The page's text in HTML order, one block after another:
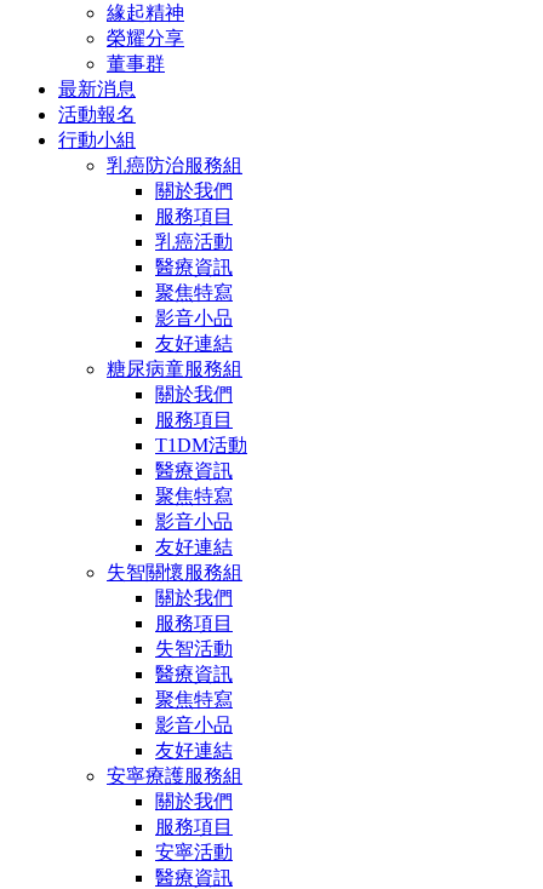
緣起精神
榮耀分享
董事群
最新消息
活動報名
行動小組
乳癌防治服務組
關於我們
服務項目
乳癌活動
醫療資訊
聚焦特寫
影音小品
友好連結
糖尿病童服務組
關於我們
服務項目
T1DM活動
醫療資訊
聚焦特寫
影音小品
友好連結
失智關懷服務組
關於我們
服務項目
失智活動
醫療資訊
聚焦特寫
影音小品
友好連結
安寧療護服務組
關於我們
服務項目
安寧活動
醫療資訊